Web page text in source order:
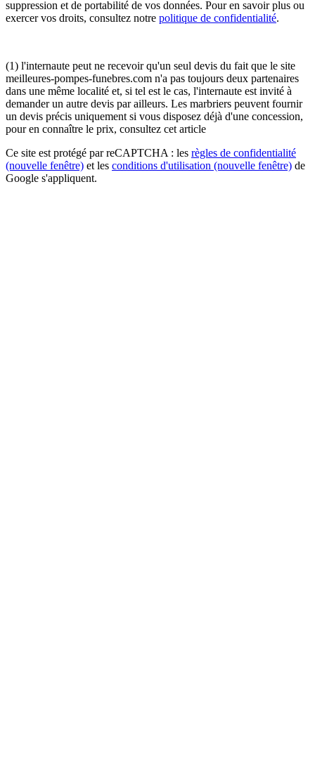
suppression et de portabilité de vos données. Pour en savoir plus ou
exercer vos droits, consultez notre politique de confidentialité.
(1) l'internaute peut ne recevoir qu'un seul devis du fait que le site
meilleures-pompes-funebres.com n'a pas toujours deux partenaires
dans une même localité et, si tel est le cas, l'internaute est invité à
demander un autre devis par ailleurs. Les marbriers peuvent fournir
un devis précis uniquement si vous disposez déjà d'une concession,
pour en connaître le prix, consultez cet article
Ce site est protégé par reCAPTCHA : les règles de confidentialité
(nouvelle fenêtre) et les conditions d'utilisation (nouvelle fenêtre) de
Google s'appliquent.